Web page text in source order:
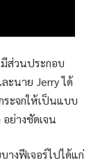
มีส่วนประกอบ
ะนาย Jerry ได้
ะจกให้เป็นแบบ
ย่างชัดเจน
างฟีเจอร์ไปได้แก่